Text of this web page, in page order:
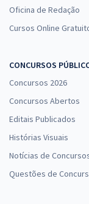
Oficina de Redação
Cursos Online
CONCURSOS
Concursos 2026
Concursos Abertos
Editais Publicados
Histórias Visuais
Notícias de
Questões de